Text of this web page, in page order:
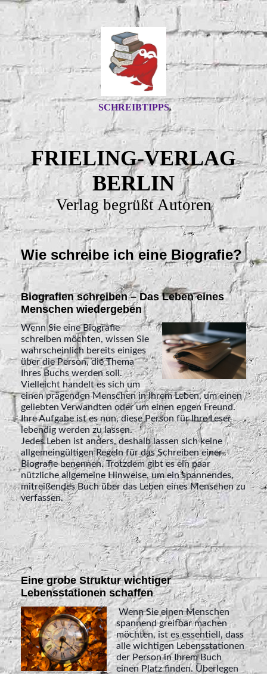
SCHREIBTIPPS
FRIELING-VERLAG
BERLIN
Verlag begrüßt Autoren
Wie schreibe ich eine Biografie?
Biografien schreiben – Das Leben eines
Menschen wiedergeben
Wenn Sie eine Biografie
schreiben möchten, wissen Sie
wahrscheinlich bereits einiges
über die Person, die Thema
Ihres Buchs werden soll.
Vielleicht handelt es sich um
einen prägenden Menschen in Ihrem Leben, um einen
geliebten Verwandten oder um einen engen Freund.
Ihre Aufgabe ist es nun, diese Person für Ihre Leser
lebendig werden zu lassen.
Jedes Leben ist anders, deshalb lassen sich keine
allgemeingültigen Regeln für das Schreiben einer
Biografie benennen. Trotzdem gibt es ein paar
nützliche allgemeine Hinweise, um ein spannendes,
mitreißendes Buch über das Leben eines Menschen zu
verfassen.
Eine grobe Struktur wichtiger
Lebensstationen schaffen
Wenn Sie einen Menschen
spannend greifbar machen
möchten, ist es essentiell, dass
alle wichtigen Lebensstationen
der Person in Ihrem Buch
einen Platz finden. Überlegen